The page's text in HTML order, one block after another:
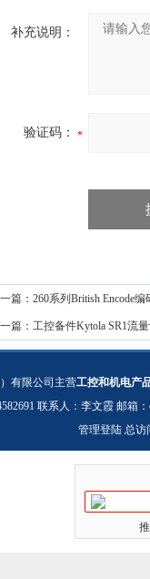
补充说明：
验证码：
篇： 260系列British Encode
篇： 工控备件Kytola SR1流
有限公司主营工控和机电产
联系人：李文霞 邮箱：
管理登陆 总访